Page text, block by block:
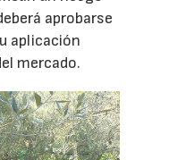
aprobarse
aplicación
mercado.